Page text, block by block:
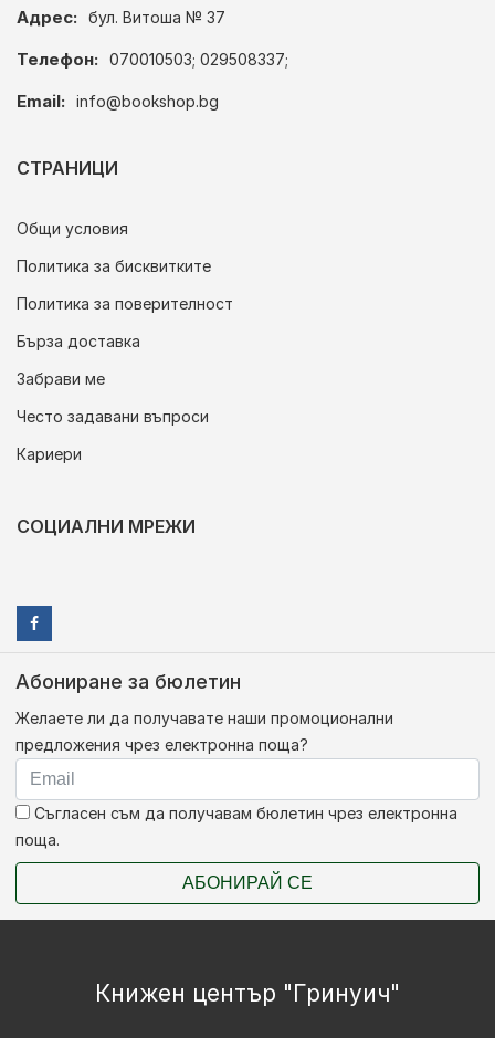
Адрес: бул. Витоша № 37
Телефон: 070010503; 029508337;
Email: info@bookshop.bg
СТРАНИЦИ
Общи условия
Политика за бисквитките
Политика за поверителност
Бърза доставка
Забрави ме
Често задавани въпроси
Кариери
СОЦИАЛНИ МРЕЖИ
Абониране за бюлетин
Желаете ли да получавате наши промоционални
предложения чрез електронна поща?
Съгласен съм да получавам бюлетин чрез електронна
поща.
АБОНИРАЙ СЕ
Книжен център "Гринуич"